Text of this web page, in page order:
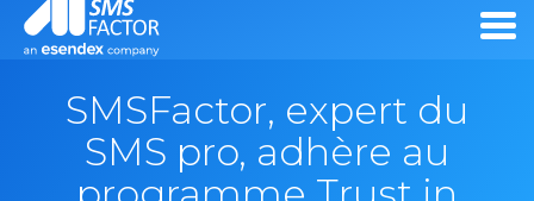
SMSFactor, expert du
SMS pro, adhère au